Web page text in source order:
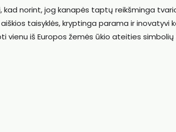
kad norint, jog kanapės taptų reikšminga
taisyklės, kryptinga parama ir inovatyvi
vienu iš Europos žemės ūkio ateities simbolių